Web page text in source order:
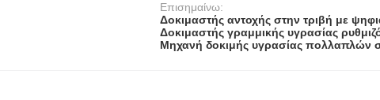
Επισημαίνω:
Δοκιμαστής αντοχής στην τριβή με
Δοκιμαστής γραμμικής υγρασίας
Μηχανή δοκιμής υγρασίας πολλαπλών